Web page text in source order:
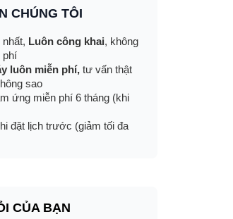
CHÚNG TÔI
Luôn công khai, không
phí
luôn miễn phí, tư vấn thật
sao
ứng miễn phí 6 tháng (khi
đặt lịch trước (giảm tối đa
CỦA BẠN